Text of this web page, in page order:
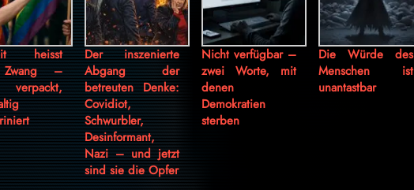
heisst
–
Der inszenierte
Abgang der
betreuten Denke:
Covidiot,
Schwurbler,
Desinformant,
Nazi – und jetzt
sind sie die Opfer
Nicht verfügbar –
zwei Worte, mit
denen
Demokratien
sterben
Die Würde des
Menschen ist
unantastbar